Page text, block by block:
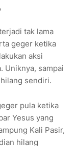
tak lama
geger ketika
aksi
Uniknya, sampai
sendiri.
pula ketika
Yesus yang
Kali Pasir,
hilang